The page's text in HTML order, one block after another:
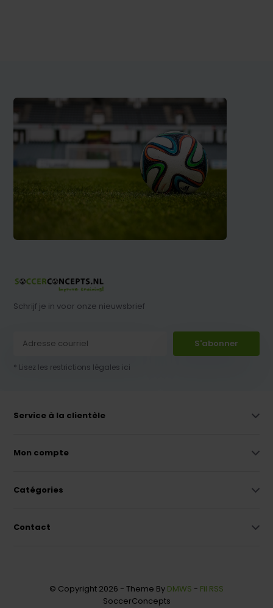
Schrijf je in voor onze nieuwsbrief
S'abonner
* Lisez les restrictions légales ici
Service à la clientèle
Mon compte
Catégories
Contact
© Copyright 2026 - Theme By DMWS - Fil RSS
SoccerConcepts